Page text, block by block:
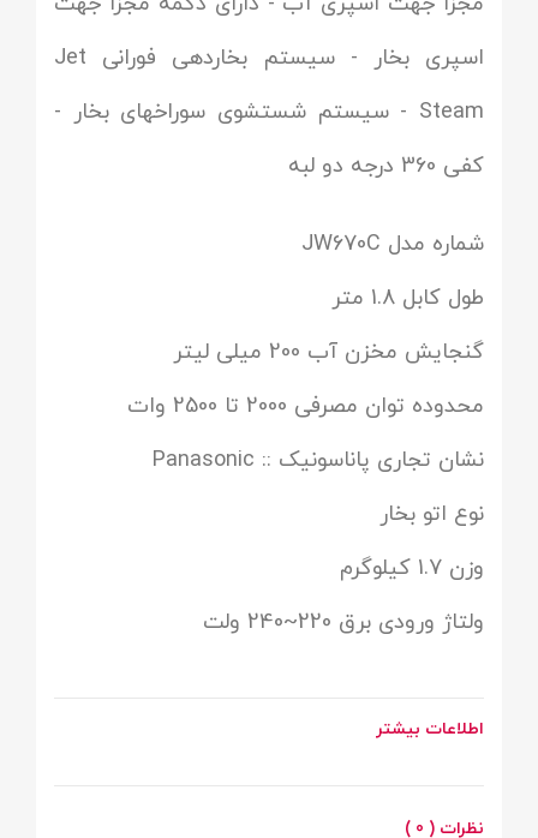
اسپری بخار - سیستم بخاردهی فورانی Jet
Steam - سیستم شستشوی سوراخهای بخار -
کفی 360 درجه دو لبه
شماره مدل JW670C
طول کابل 1.8 متر
گنجایش مخزن آب 200 میلی لیتر
محدوده توان مصرفی 2000 تا 2500 وات
نشان تجاری پاناسونیک :: Panasonic
نوع اتو بخار
وزن 1.7 کيلوگرم
ولتاژ ورودی برق 220~240 ولت
اطلاعات بیشتر
نظرات ( 0 )